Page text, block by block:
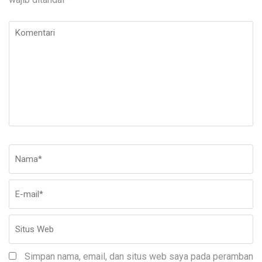
Komentari
Simpan nama, email, dan situs web saya pada peramban